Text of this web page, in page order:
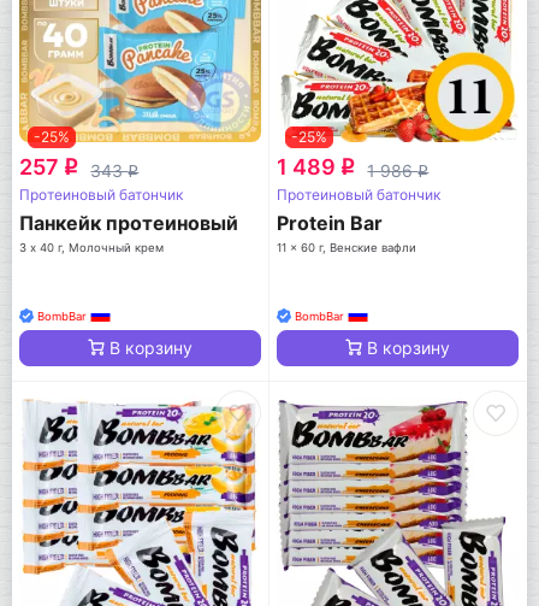
-25%
257 q 343q
Протеиновый батончик
Панкейк протеиновый
3 х 40 г, Молочный крем
BombBar
В корзину
-25%
1 489 q 1 986q
Протеиновый батончик
Protein Bar
11 x 60 г, Венские вафли
BombBar
В корзину